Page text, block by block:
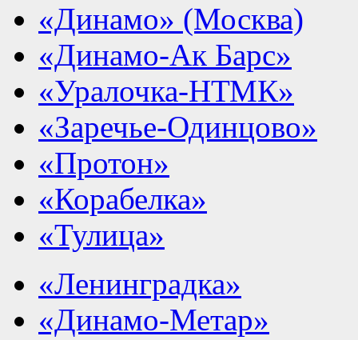
«Динамо» (Москва)
«Динамо-Ак Барс»
«Уралочка-НТМК»
«Заречье-Одинцово»
«Протон»
«Корабелка»
«Тулица»
«Ленинградка»
«Динамо-Метар»